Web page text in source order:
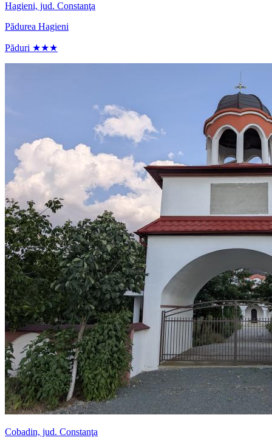
Hagieni, jud. Constanţa
Pădurea Hagieni
Păduri ★★★
Cobadin, jud. Constanţa